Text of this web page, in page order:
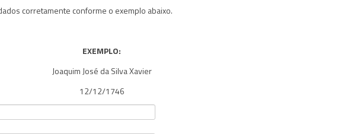
corretamente conforme o exemplo abaixo.
EXEMPLO:
Joaquim José da Silva Xavier
12/12/1746